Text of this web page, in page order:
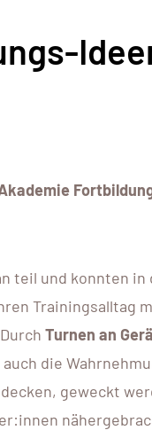
teil und konnten
Trainingsalltag
Turnen an
die
geweckt